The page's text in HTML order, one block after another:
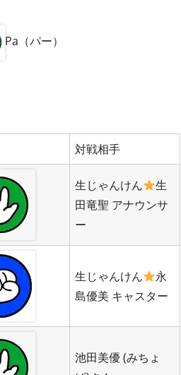
Pa（パー）
対戦相手
生じゃんけん
生
田竜聖 アナウンサ
ー
生じゃんけん
永
島優美 キャスター
池田美優 (みちょ